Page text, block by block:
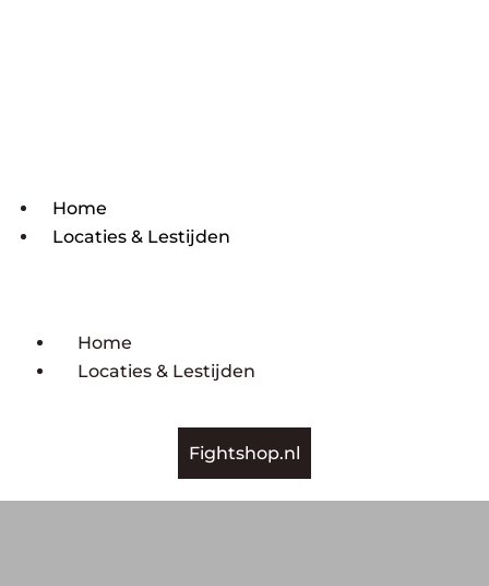
Home
Locaties & Lestijden
Home
Locaties & Lestijden
Fightshop.nl